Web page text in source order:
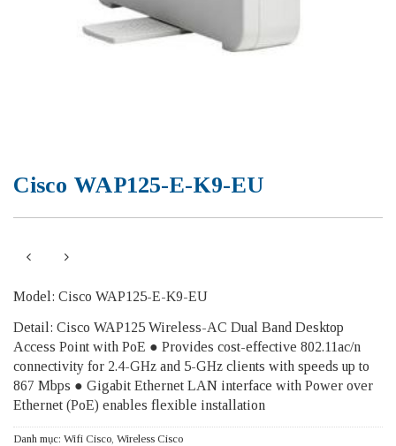
Cisco WAP125-E-K9-EU
Model: Cisco WAP125-E-K9-EU
Detail: Cisco WAP125 Wireless-AC Dual Band Desktop
Access Point with PoE ● Provides cost-effective 802.11ac/n
connectivity for 2.4-GHz and 5-GHz clients with speeds up to
867 Mbps ● Gigabit Ethernet LAN interface with Power over
Ethernet (PoE) enables flexible installation
Danh mục: Wifi Cisco, Wireless Cisco